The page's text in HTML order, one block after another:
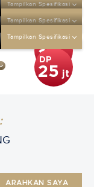
DP
25jt
DP
25jt
Tampilkan Spesifikasi
25 jt
Tampilkan Spesifikasi
DP
25 jt
Tampilkan Spesifikasi
ARAHKAN SAYA